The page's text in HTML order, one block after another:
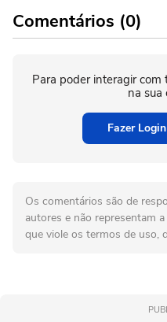
Comentários (0)
Para poder interagir com
na sua
Fazer
Os comentários são de
autores e não representam
que viole os termos de uso,